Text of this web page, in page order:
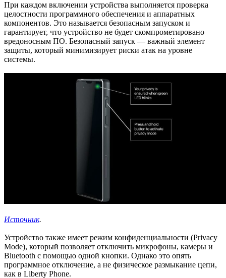
При каждом включении устройства выполняется проверка
целостности программного обеспечения и аппаратных
компонентов. Это называется безопасным запуском и
гарантирует, что устройство не будет скомпрометировано
вредоносным ПО. Безопасный запуск — важный элемент
защиты, который минимизирует риски атак на уровне
системы.
Источник.
Устройство также имеет режим конфиденциальности (Privacy
Mode), который позволяет отключить микрофоны, камеры и
Bluetooth с помощью одной кнопки. Однако это опять
программное отключение, а не физическое размыкание цепи,
как в Liberty Phone.